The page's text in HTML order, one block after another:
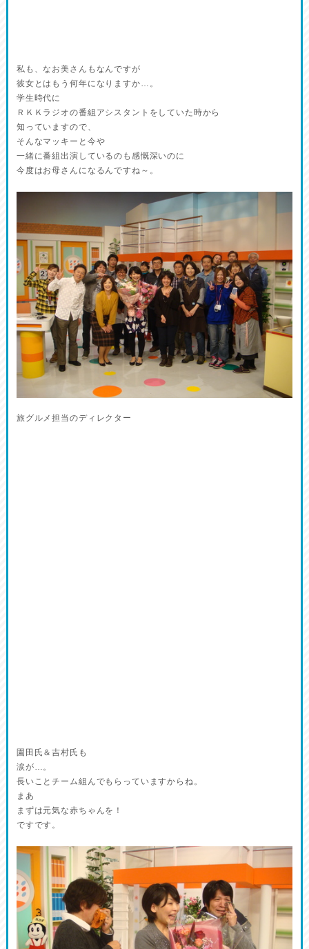
私も、なお美さんもなんですが
彼女とはもう何年になりますか…。
学生時代に
ＲＫＫラジオの番組アシスタントをしていた時から
知っていますので、
そんなマッキーと今や
一緒に番組出演しているのも感慨深いのに
今度はお母さんになるんですね～。
旅グルメ担当のディレクター
園田氏＆吉村氏も
涙が…。
長いことチーム組んでもらっていますからね。
まあ
まずは元気な赤ちゃんを！
ですです。